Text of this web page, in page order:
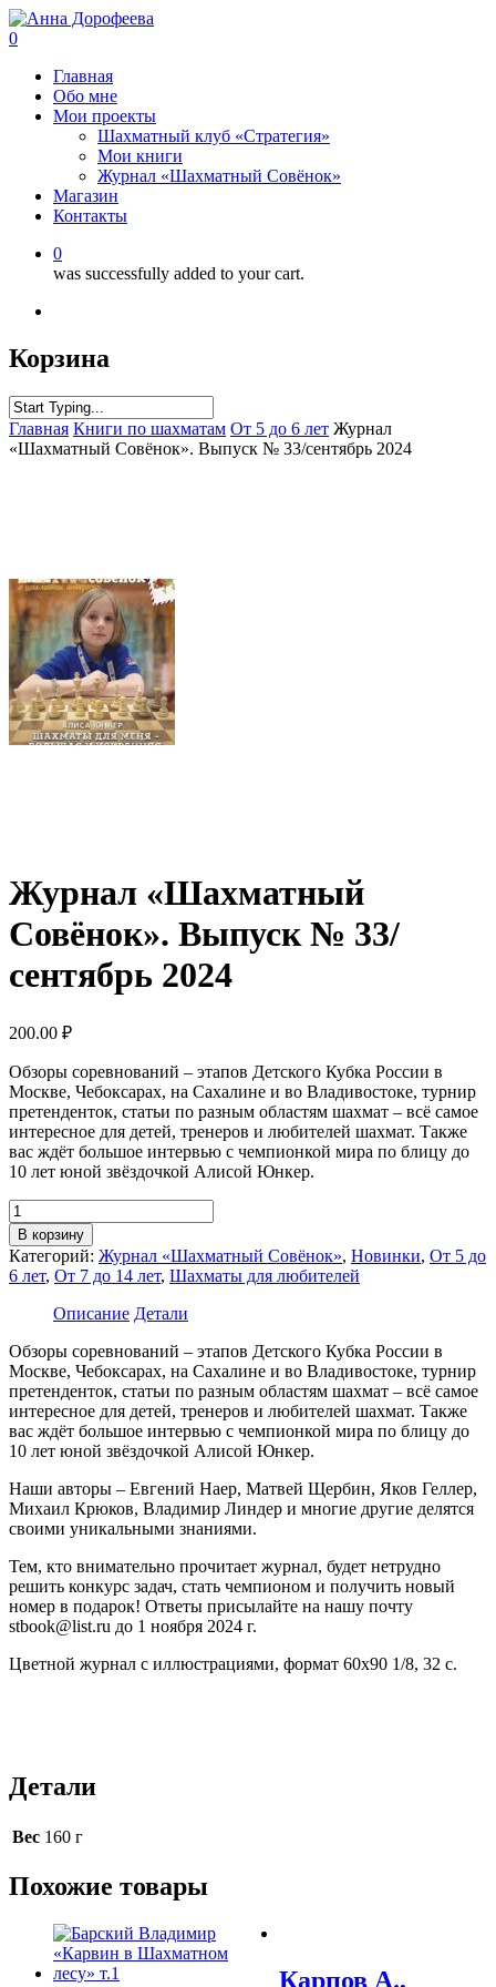
0
Главная
Обо мне
Мои проекты
Шахматный клуб «Стратегия»
Мои книги
Журнал «Шахматный Совёнок»
Магазин
Контакты
0
was successfully added to your cart.
Корзина
Главная Книги по шахматам От 5 до 6 лет Журнал
«Шахматный Совёнок». Выпуск № 33/сентябрь 2024
Журнал «Шахматный
Совёнок». Выпуск № 33/
сентябрь 2024
200.00 ₽
Обзоры соревнований – этапов Детского Кубка России в
Москве, Чебоксарах, на Сахалине и во Владивостоке, турнир
претенденток, статьи по разным областям шахмат – всё самое
интересное для детей, тренеров и любителей шахмат. Также
вас ждёт большое интервью с чемпионкой мира по блицу до
10 лет юной звёздочкой Алисой Юнкер.
Количество
товара
Журнал
«Шахматный
Совёнок».
Выпуск
33/
сентябрь
2024
В корзину
Категорий: Журнал «Шахматный Совёнок», Новинки, От 5 до
6 лет, От 7 до 14 лет, Шахматы для любителей
Описание Детали
Обзоры соревнований – этапов Детского Кубка России в
Москве, Чебоксарах, на Сахалине и во Владивостоке, турнир
претенденток, статьи по разным областям шахмат – всё самое
интересное для детей, тренеров и любителей шахмат. Также
вас ждёт большое интервью с чемпионкой мира по блицу до
10 лет юной звёздочкой Алисой Юнкер.
Наши авторы – Евгений Наер, Матвей Щербин, Яков Геллер,
Михаил Крюков, Владимир Линдер и многие другие делятся
своими уникальными знаниями.
Тем, кто внимательно прочитает журнал, будет нетрудно
решить конкурс задач, стать чемпионом и получить новый
номер в подарок! Ответы присылайте на нашу почту
stbook@list.ru до 1 ноября 2024 г.
Цветной журнал с иллюстрациями, формат 60х90 1/8, 32 с.
Детали
Вес 160 г
Похожие товары
Карпов А.,